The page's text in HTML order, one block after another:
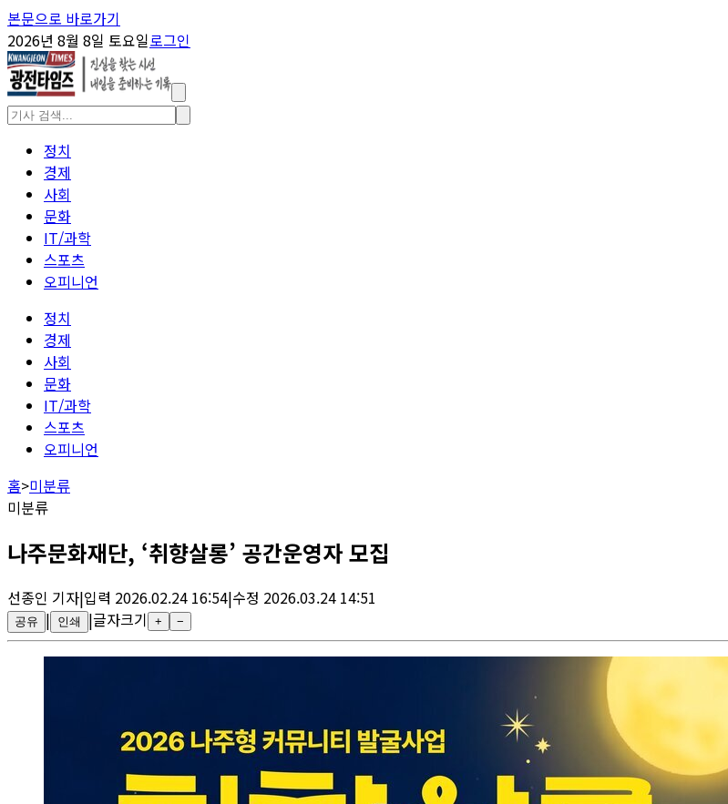
본문으로 바로가기
2026년 8월 8일 토요일로그인
정치
경제
사회
문화
IT/과학
스포츠
오피니언
정치
경제
사회
문화
IT/과학
스포츠
오피니언
홈>미분류
미분류
나주문화재단, ‘취향살롱’ 공간운영자 모집
선종인 기자|입력 2026.02.24 16:54|수정 2026.03.24 14:51
공유 | 인쇄 |글자크기 + −